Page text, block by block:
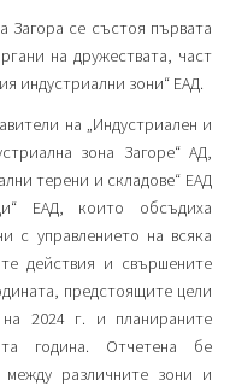
Загора се състоя първата
на дружествата, част
индустриални зони“ ЕАД.
на „Индустриален и
зона Загоре“ АД,
терени и складове“ ЕАД
ЕАД, които обсъдиха
с управлението на всяка
действия и свършените
предстоящите цели
2024 г. и планираните
година. Отчетена бе
различните зони и